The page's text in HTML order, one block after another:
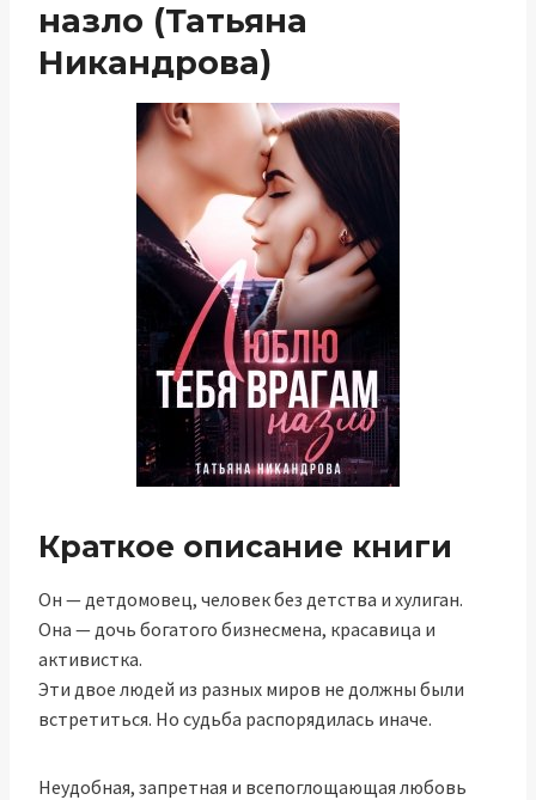
назло (Татьяна
Никандрова)
Краткое описание книги
Он — детдомовец, человек без детства и хулиган.
Она — дочь богатого бизнесмена, красавица и
активистка.
Эти двое людей из разных миров не должны были
встретиться. Но судьба распорядилась иначе.
Неудобная, запретная и всепоглощающая любовь